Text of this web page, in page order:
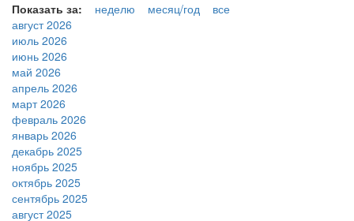
Показать за: неделю месяц/год
все
август 2026
июль 2026
июнь 2026
май 2026
апрель 2026
март 2026
февраль 2026
январь 2026
декабрь 2025
ноябрь 2025
октябрь 2025
сентябрь 2025
август 2025